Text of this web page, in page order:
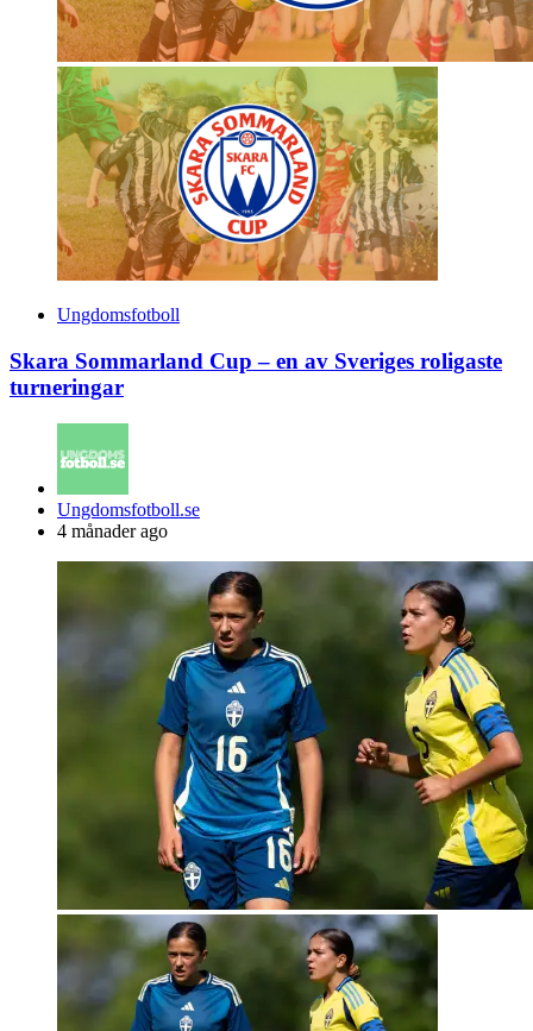
Ungdomsfotboll
Skara Sommarland Cup – en av Sveriges roligaste
turneringar
Posted
by
Ungdomsfotboll.se
4 månader ago